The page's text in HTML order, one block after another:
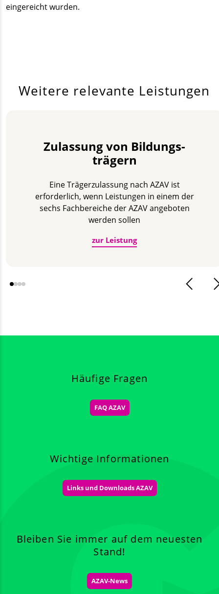
eingereicht wurden.
Weitere relevante Leistungen
Zulassung von Bildungs­
trägern
Eine Träger­zulassung nach AZAV ist
erforderlich, wenn Leistungen in einem der
sechs Fachbereiche der AZAV angeboten
werden sollen
zur Leistung
Häufige Fragen
FAQ AZAV
Wichtige Informationen
Links und Downloads AZAV
Bleiben Sie immer auf dem neuesten
Stand!
AZAV-News